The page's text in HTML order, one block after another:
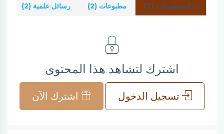
المخطوطات (7) مطبوعات (2) رسائل علمية (2)
اشترك لتشاهد هذا المحتوى
تسجيل الدخول اشترك الآن